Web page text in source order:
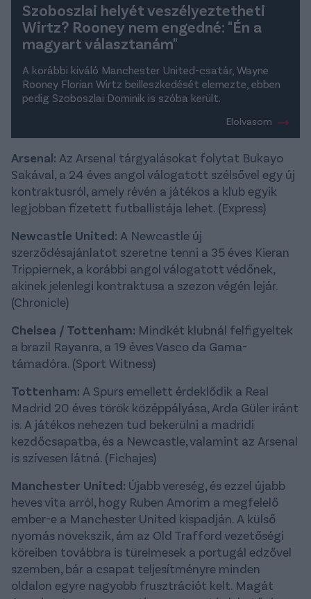
Szoboszlai helyét veszélyeztetheti
Wirtz? Rooney nem engedné: "Én a
magyart választanám"
A korábbi kiváló Manchester United-csatár, Wayne
Rooney Florian Wirtz beilleszkedését elemezte, ebben
pedig Szoboszlai Dominik is szóba került.
Elolvasom
Arsenal: Az Arsenal tárgyalásokat folytat Bukayo
Sakával, a 24 éves angol válogatott szélsővel egy új
kontraktusról, amely révén a játékos a klub egyik
legjobban fizetett futballistája lehet. (Express)
Newcastle United: A Newcastle új
szerződésajánlatot szeretne tenni a 35 éves Kieran
Trippiernek, a korábbi angol válogatott védőnek,
akinek jelenlegi kontraktusa a szezon végén lejár.
(Chronicle)
Chelsea / Tottenham: Mindkét klubnál felfigyeltek
a brazil Rayanra, a 19 éves Vasco da Gama-
támadóra. (Sport Witness)
Tottenham: A Spurs emellett érdeklődik a Real
Madrid 20 éves török középpályása, Arda Güler iránt
is. A játékos nehezen tud bekerülni a madridi
kezdőcsapatba, és a Newcastle, valamint az Arsenal
is szívesen látná. (Fichajes)
Manchester United: Újabb vereség, és ezzel újabb
heves vita arról, hogy Ruben Amorim a megfelelő
ember-e a Manchester United kispadján. A külső
nyomás növekszik, ám az Old Trafford vezetőségi
köreiben továbbra is türelmesek a portugál edzővel
szemben, bár a csapat teljesítményre minden
oldalon egyre nagyobb frusztrációt kelt. Magát